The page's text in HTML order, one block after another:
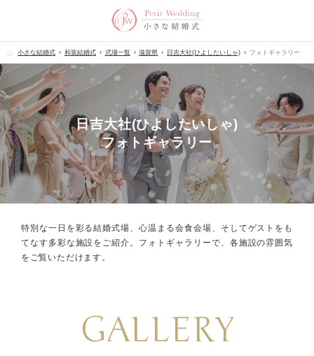
小さな結婚式 和装結婚式 式場一覧 滋賀県 日吉大社(ひよしたいしゃ) フォトギャラリー
日吉大社(ひよしたいしゃ)
フォトギャラリー
特別な一日を彩る結婚式場、心温まる会食会場、 そしてゲストをも
てなす多彩な施設をご紹介。フォトギャラリーで、 各施設の雰囲気
をご覧いただけます。
GALLERY